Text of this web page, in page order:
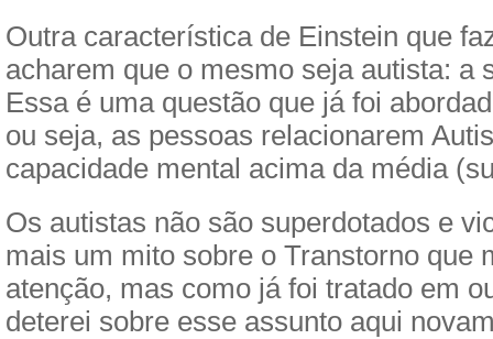
Outra característica de Einstein que
acharem que o mesmo seja autista: a
Essa é uma questão que já foi
ou seja, as pessoas relacionarem
capacidade mental acima da média
Os autistas não são superdotados e
mais um mito sobre o Transtorno que
atenção, mas como já foi tratado em
deterei sobre esse assunto aqui